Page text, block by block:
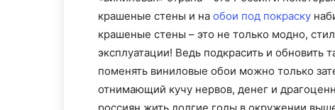
крашеные стены и на обои под покраску
крашеные стены – это не только модно,
эксплуатации! Ведь подкрасить и обновить
поменять виниловые обои можно только
отнимающий кучу нервов, денег и